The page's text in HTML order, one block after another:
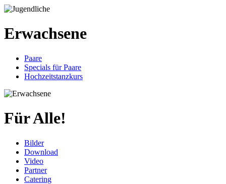
Erwachsene
Paare
Specials für Paare
Hochzeitstanzkurs
Für Alle!
Bilder
Download
Video
Partner
Catering